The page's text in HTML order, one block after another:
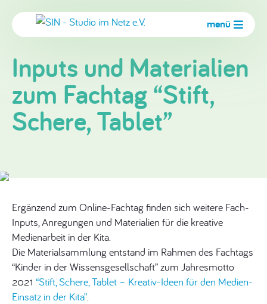
menü
Inputs und Materialien
zum Fachtag “Stift,
Schere, Tablet”
Ergänzend zum Online-Fachtag finden sich weitere Fach-
Inputs, Anregungen und Materialien für die kreative
Medienarbeit in der Kita.
Die Materialsammlung entstand im Rahmen des Fachtags
“Kinder in der Wissensgesellschaft” zum Jahresmotto
2021 “Stift, Schere, Tablet – Kreativ-Ideen für den Medien-
Einsatz in der Kita”.